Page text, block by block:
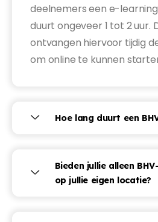
deelnemers een e-
duurt ongeveer 1 tot 2 uur.
ontvangen hiervoor tijdig
om online te kunnen
Hoe lang duurt een
Bieden jullie alleen
op jullie eigen locatie?